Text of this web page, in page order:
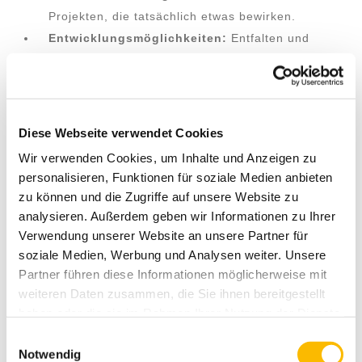
Diese Webseite verwendet Cookies
Wir verwenden Cookies, um Inhalte und Anzeigen zu
personalisieren, Funktionen für soziale Medien anbieten
zu können und die Zugriffe auf unsere Website zu
analysieren. Außerdem geben wir Informationen zu Ihrer
Verwendung unserer Website an unsere Partner für
soziale Medien, Werbung und Analysen weiter. Unsere
Partner führen diese Informationen möglicherweise mit
weiteren Daten zusammen, die Sie ihnen bereitgestellt
Cookies, wenn Sie unsere Webseite weiterhin nutzen.
Notwendig
Projekten, die tatsächlich etwas bewirken.
Entwicklungsmöglichkeiten: Entfalten und
Arbeitsumgebung, die diese wertschätzt und
fördert.
Arbeitsumgebung:
Wir setzen auf innovative
Ansätze und bieten Ihnen die Möglichkeit, Ihre
Ideen einzubringen und umzusetzen.
Vielfalt und Inklusion:Wir schätzen Vielfalt,
haben dieCharta der Vielfalt bereits2011
unterzeichnetund praktizieren aktives Diversity
Management.